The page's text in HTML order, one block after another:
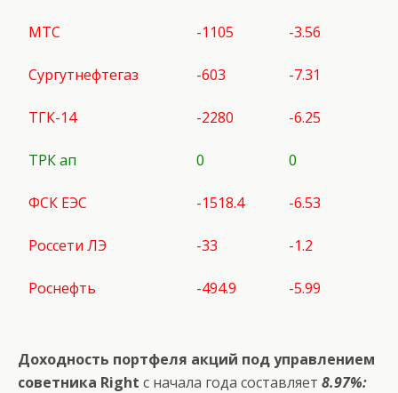
МТС -1105 -3.56
Сургутнефтегаз -603 -7.31
ТГК-14 -2280 -6.25
ТРК ап 0 0
ФСК ЕЭС -1518.4 -6.53
Россети ЛЭ -33 -1.2
Роснефть -494.9 -5.99
Доходность портфеля акций под управлением
советника Right с начала года составляет 8.97%: